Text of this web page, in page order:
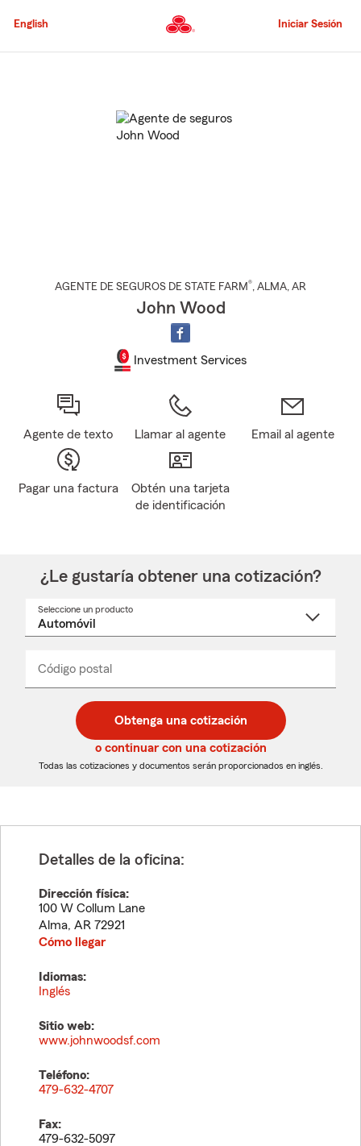
al
principal
English Iniciar Sesión
AGENTE DE SEGUROS DE STATE FARM®, ALMA, AR
John Wood
Investment Services
Agente de texto Llamar al agente Email al agente
Pagar una factura
Obtén una tarjeta
de identificación
¿Le gustaría obtener una cotización?
Seleccione un producto
desplegable
Código postal
de
5
dígitos
de
5
dígitos
_____
Obtenga una cotización
o continuar con una cotización
Todas las cotizaciones y documentos serán proporcionados en inglés.
Detalles de la oficina:
Dirección física:
100 W Collum Lane
Alma, AR 72921
Cómo llegar
Idiomas:
Inglés
Sitio web:
www.johnwoodsf.com
Teléfono:
479-632-4707
Fax:
479-632-5097